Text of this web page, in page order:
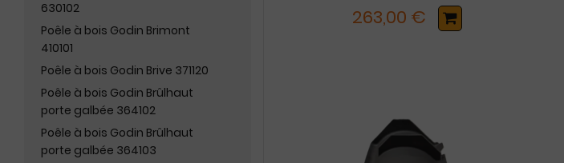
630102
Poêle à bois Godin Brimont
410101
Poêle à bois Godin Brive 371120
Poêle à bois Godin Brûlhaut
porte galbée 364102
Poêle à bois Godin Brûlhaut
porte galbée 364103
263,00 €